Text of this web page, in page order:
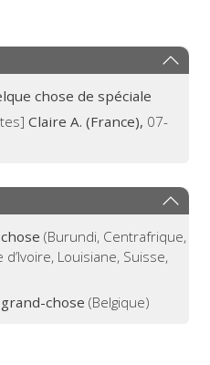
chose de spéciale
Claire A. (France), 07-
chose (Burundi, Centrafrique,
Louisiane, Suisse,
grand-chose (Belgique)